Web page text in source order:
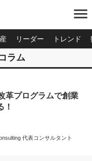
menu
リーダー トレンド
ラム
プログラムで創業
！
代表コンサルタント